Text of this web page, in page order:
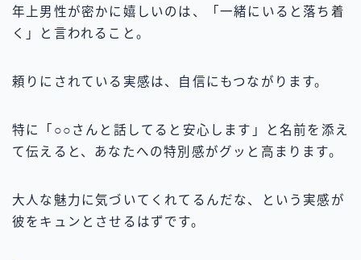
年上男性が密かに嬉しいのは、「一緒にいると落ち着
く」と言われること。
頼りにされている実感は、自信にもつながります。
特に「○○さんと話してると安心します」と名前を添え
て伝えると、あなたへの特別感がグッと高まります。
大人な魅力に気づいてくれてるんだな、という実感が
彼をキュンとさせるはずです。